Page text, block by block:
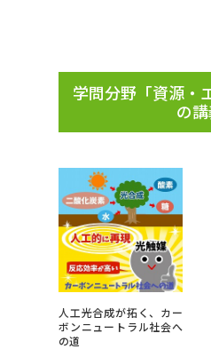
問分野解説 学問の教科書 夢ナ
このサイトについて
お問合せ先 テレメール進学カタロ
学問分野「資源・
の
人工光合成が拓く、カー
ボンニュートラル社会へ
の道